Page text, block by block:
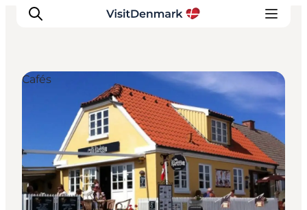
Ispirazioni
Dove andare
Cosa fare
Dove dormire
Pianifica il viaggio
Cafés